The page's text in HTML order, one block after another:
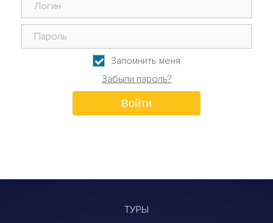
Запомнить меня
Забыли пароль?
Войти
ТУРЫ